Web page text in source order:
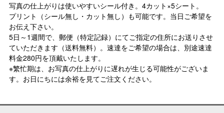
写真の仕上がりは使いやすいシール付き。4カット×5シート。
​プリント（シール無し・カット無し）も可能です。当日ご希望を
お伝え下さい。
5日～1週間で、郵便（特定記録）にてご指定の住所にお送りさせ
ていただきます（送料無料）​。速達をご希望の場合は、別途速達
料金280円を頂戴いたします。
※繁忙期は、お写真の仕上がりに遅れが生じる可能性がございま
す。お日にちには余裕を見てご注文ください。